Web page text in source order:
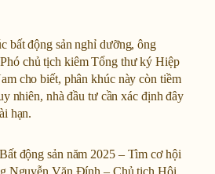
bất động sản nghỉ dưỡng, ông
chủ tịch kiêm Tổng thư ký Hiệp
cho biết, phân khúc này còn tiềm
nhiên, nhà đầu tư cần xác định đây
hạn.
động sản năm 2025 – Tìm cơ hội